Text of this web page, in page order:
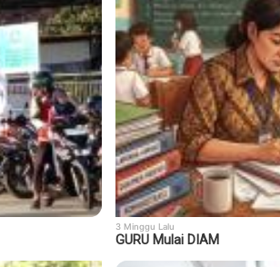
3 Minggu Lalu
GURU Mulai DIAM